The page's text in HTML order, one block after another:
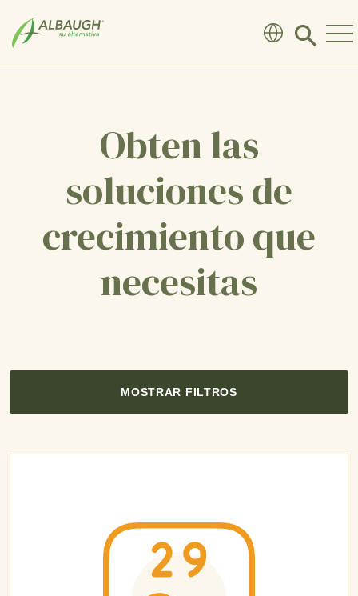
Click
search
Obten las
soluciones de
crecimiento que
necesitas
MOSTRAR FILTROS